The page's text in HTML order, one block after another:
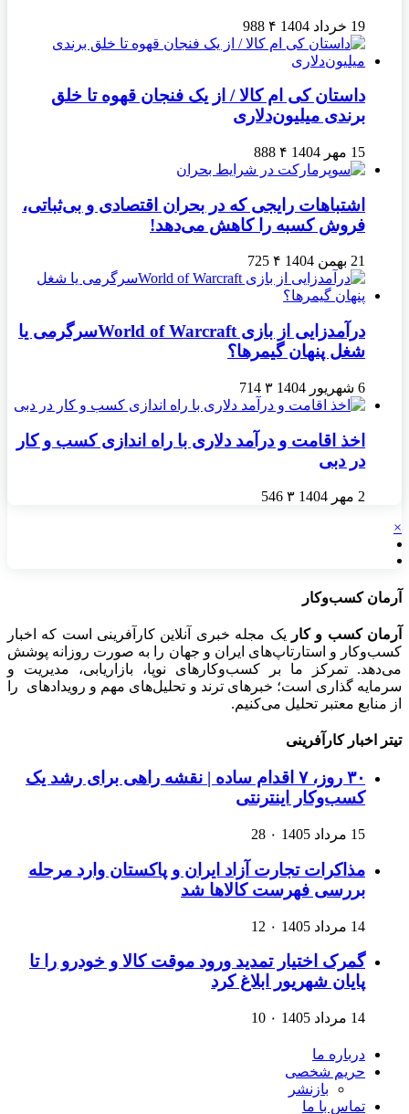
19 خرداد 1404 ۴ 988
داستان کی ام کالا / از یک فنجان قهوه تا خلق
برندی میلیون‌دلاری
15 مهر 1404 ۴ 888
اشتباهات رایجی که در بحران اقتصادی و بی‌ثباتی،
فروش کسبه را کاهش می‌دهد!
21 بهمن 1404 ۴ 725
درآمدزایی از بازی World of Warcraftسرگرمی یا
شغل پنهان گیمرها؟
6 شهریور 1404 ۳ 714
اخذ اقامت و درآمد دلاری با راه اندازی کسب و کار
در دبی
2 مهر 1404 ۳ 546
×
آرمان کسب‌وکار
آرمان کسب و کار
یک مجله خبری آنلاین کارآفرینی است که اخبار
کسب‌وکار و استارتاپ‌های ایران و جهان را به صورت روزانه پوشش
می‌دهد. تمرکز ما بر کسب‌وکارهای نوپا، بازاریابی، مدیریت و
سرمایه گذاری است؛ خبرهای ترند و تحلیل‌های مهم و رویدادهای را
از منابع معتبر تحلیل می‌کنیم.
تیتر اخبار کارآفرینی
۳۰ روز، ۷ اقدام ساده | نقشه راهی برای رشد یک
کسب‌وکار اینترنتی
15 مرداد 1405 ۰ 28
مذاکرات تجارت آزاد ایران و پاکستان وارد مرحله
بررسی فهرست کالاها شد
14 مرداد 1405 ۰ 12
گمرک اختیار تمدید ورود موقت کالا و خودرو را تا
پایان شهریور ابلاغ کرد
14 مرداد 1405 ۰ 10
درباره ما
حریم شخصی
بازنشر
تماس با ما